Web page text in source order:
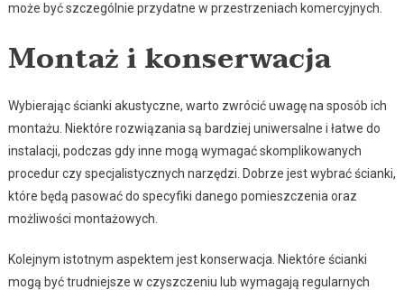
może być szczególnie przydatne w przestrzeniach komercyjnych.
Montaż i konserwacja
Wybierając ścianki akustyczne, warto zwrócić uwagę na sposób ich
montażu. Niektóre rozwiązania są bardziej uniwersalne i łatwe do
instalacji, podczas gdy inne mogą wymagać skomplikowanych
procedur czy specjalistycznych narzędzi. Dobrze jest wybrać ścianki,
które będą pasować do specyfiki danego pomieszczenia oraz
możliwości montażowych.
Kolejnym istotnym aspektem jest konserwacja. Niektóre ścianki
mogą być trudniejsze w czyszczeniu lub wymagają regularnych